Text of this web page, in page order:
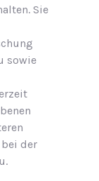
Sie
sowie
der